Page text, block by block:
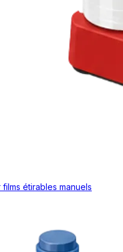
étirables manuels